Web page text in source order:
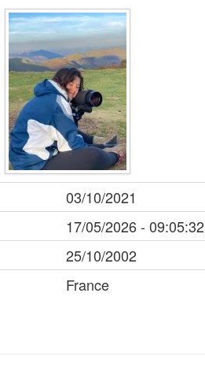
03/10/2021
17/05/2026 - 09:05:32
25/10/2002
France